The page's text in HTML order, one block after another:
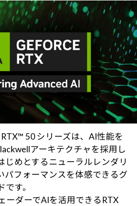
50 シリーズは、AI性能を
アーキテクチャを採用し
じめとするニューラルレンダリ
パフォーマンスを体感できるグ
す。
ーダーでAIを活用できるRTX